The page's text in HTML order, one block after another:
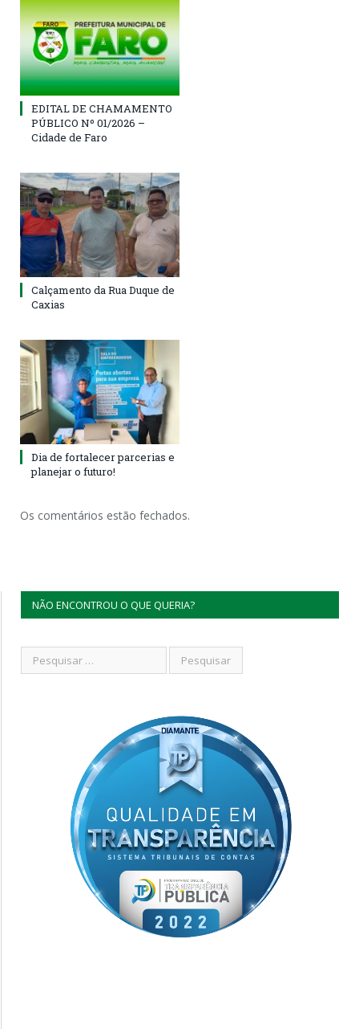
EDITAL DE CHAMAMENTO
PÚBLICO Nº 01/2026 –
Cidade de Faro
Calçamento da Rua Duque de
Caxias
Dia de fortalecer parcerias e
planejar o futuro!
Os comentários estão fechados.
NÃO ENCONTROU O QUE QUERIA?